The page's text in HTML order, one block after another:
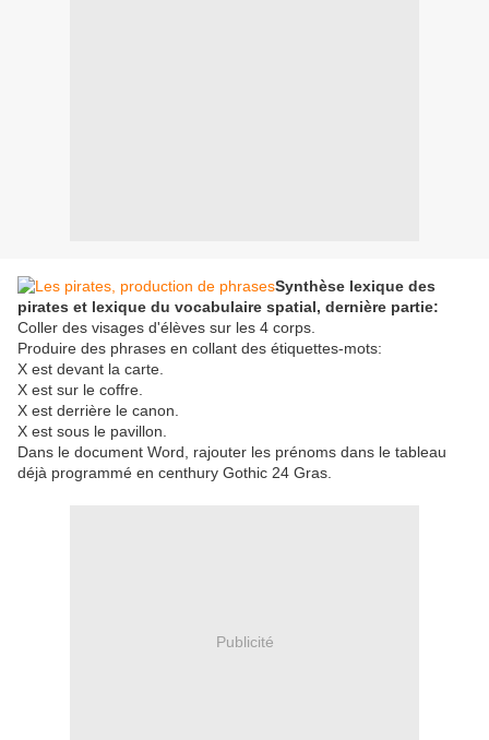
Synthèse lexique des
pirates et lexique du vocabulaire spatial, dernière partie:
Coller des visages d'élèves sur les 4 corps.
Produire des phrases en collant des étiquettes-mots:
X est devant la carte.
X est sur le coffre.
X est derrière le canon.
X est sous le pavillon.
Dans le document Word, rajouter les prénoms dans le tableau
déjà programmé en centhury Gothic 24 Gras.
Publicité